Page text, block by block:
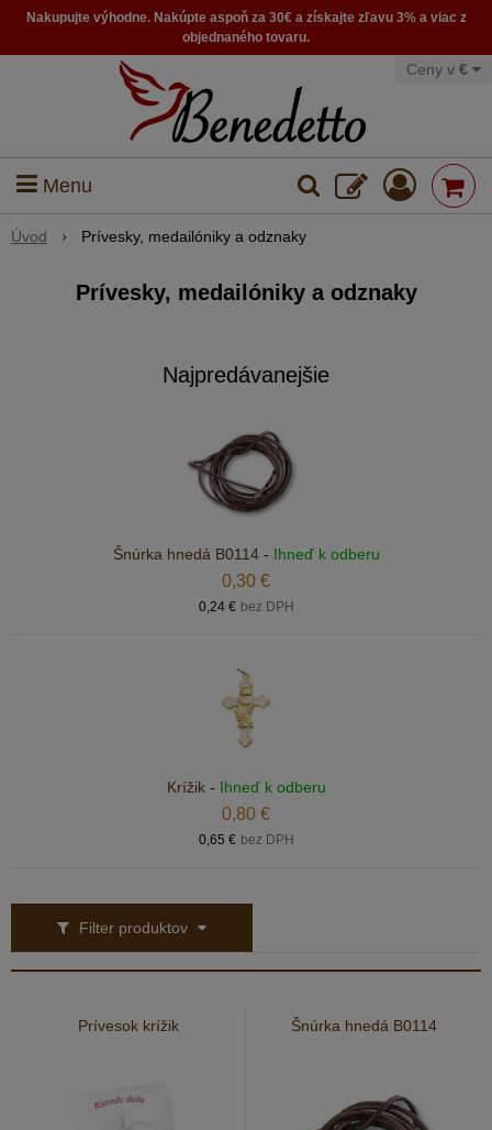
Nakupujte výhodne. Nakúpte aspoň za 30€ a získajte zľavu 3% a viac z
objednaného tovaru.
Menu
Ceny v €
Úvod Prívesky, medailóniky a odznaky
Prívesky, medailóniky a odznaky
Najpredávanejšie
Šnúrka hnedá B0114- Ihneď k odberu
0,30 €
0,24 € bez DPH
Krížik- Ihneď k odberu
0,80 €
0,65 € bez DPH
Filter produktov
Prívesok krížik Šnúrka hnedá B0114